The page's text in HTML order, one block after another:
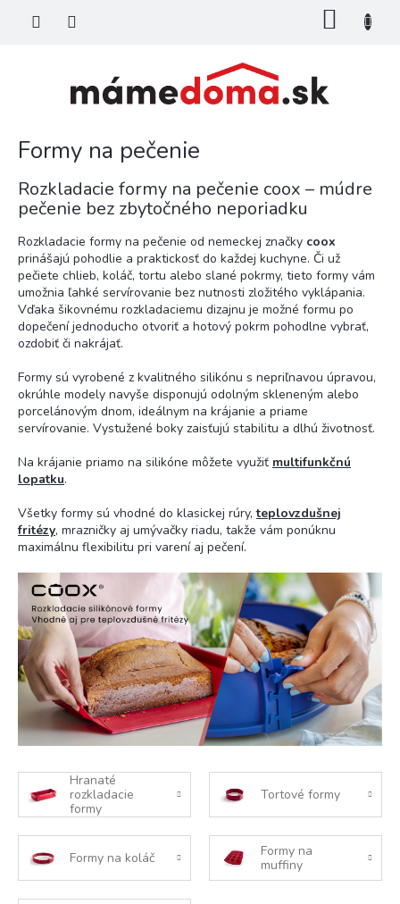
Formy na pečenie
Rozkladacie formy na pečenie coox – múdre
pečenie bez zbytočného neporiadku
Rozkladacie formy na pečenie od nemeckej značky coox
prinášajú pohodlie a praktickosť do každej kuchyne. Či už
pečiete chlieb, koláč, tortu alebo slané pokrmy, tieto formy vám
umožnia ľahké servírovanie bez nutnosti zložitého vyklápania.
Vďaka šikovnému rozkladaciemu dizajnu je možné formu po
dopečení jednoducho otvoriť a hotový pokrm pohodlne vybrať,
ozdobiť či nakrájať.
Formy sú vyrobené z kvalitného silikónu s nepriľnavou úpravou,
okrúhle modely navyše disponujú odolným skleneným alebo
porcelánovým dnom, ideálnym na krájanie a priame
servírovanie. Vystužené boky zaisťujú stabilitu a dlhú životnosť.
Na krájanie priamo na silikóne môžete využiť multifunkčnú
lopatku.
Všetky formy sú vhodné do klasickej rúry,teplovzdušnej
fritézy, mrazničky aj umývačky riadu, takže vám ponúknu
maximálnu flexibilitu pri varení aj pečení.
Hranaté
rozkladacie
formy
Tortové formy
Formy na koláč
Formy na
muffiny